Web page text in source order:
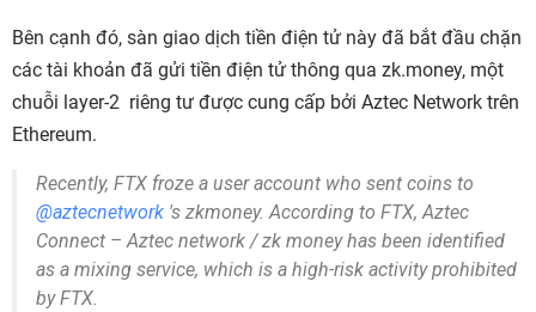
Bên cạnh đó, sàn giao dịch tiền điện tử này đã bắt đầu chặn
các tài khoản đã gửi tiền điện tử thông qua zk.money, một
chuỗi layer-2 riêng tư được cung cấp bởi Aztec Network trên
Ethereum.
Recently, FTX froze a user account who sent coins to
@aztecnetwork 's zkmoney. According to FTX, Aztec
Connect – Aztec network / zk money has been identified
as a mixing service, which is a high-risk activity prohibited
by FTX.